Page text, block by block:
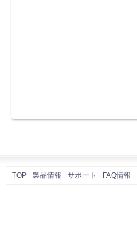
TOP 製品情報 サポート FAQ情報